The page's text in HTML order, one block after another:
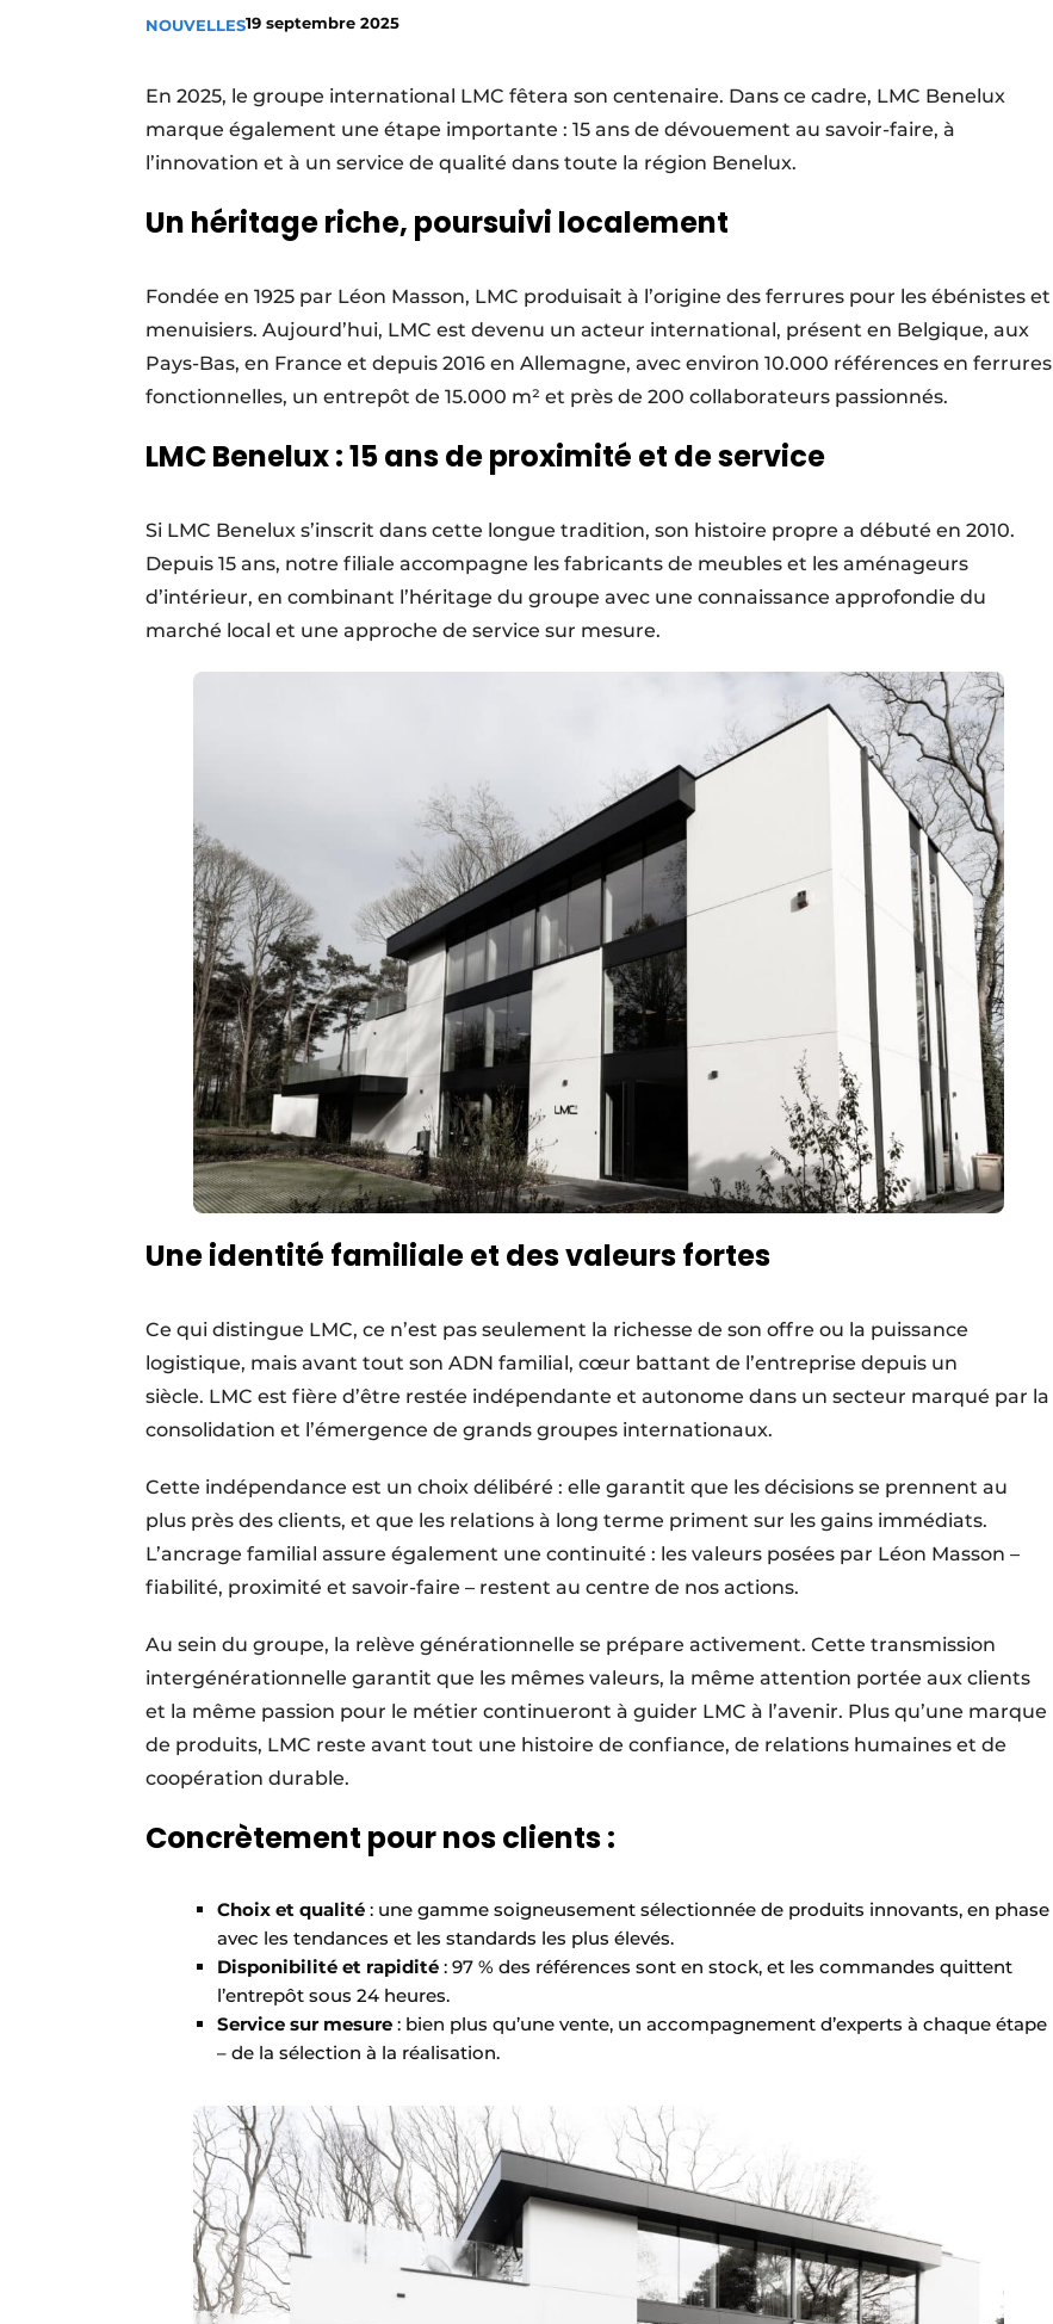
Podcasts
S’inscrire à l’événement
S’inscrire
Termes et conditions
NOUVELLES19 septembre 2025
En 2025, le groupe international LMC fêtera son centenaire. Dans ce cadre, LMC Benelux
marque également une étape importante : 15 ans de dévouement au savoir-faire, à
l’innovation et à un service de qualité dans toute la région Benelux.
Un héritage riche, poursuivi localement
Fondée en 1925 par Léon Masson, LMC produisait à l’origine des ferrures pour les ébénistes et
menuisiers. Aujourd’hui, LMC est devenu un acteur international, présent en Belgique, aux
Pays-Bas, en France et depuis 2016 en Allemagne, avec environ 10.000 références en ferrures
fonctionnelles, un entrepôt de 15.000 m² et près de 200 collaborateurs passionnés.
LMC Benelux : 15 ans de proximité et de service
Si LMC Benelux s’inscrit dans cette longue tradition, son histoire propre a débuté en 2010.
Depuis 15 ans, notre filiale accompagne les fabricants de meubles et les aménageurs
d’intérieur, en combinant l’héritage du groupe avec une connaissance approfondie du
marché local et une approche de service sur mesure.
Une identité familiale et des valeurs fortes
Ce qui distingue LMC, ce n’est pas seulement la richesse de son offre ou la puissance
logistique, mais avant tout son ADN familial, cœur battant de l’entreprise depuis un
siècle. LMC est fière d’être restée indépendante et autonome dans un secteur marqué par la
consolidation et l’émergence de grands groupes internationaux.
Cette indépendance est un choix délibéré : elle garantit que les décisions se prennent au
plus près des clients, et que les relations à long terme priment sur les gains immédiats.
L’ancrage familial assure également une continuité : les valeurs posées par Léon Masson –
fiabilité, proximité et savoir-faire – restent au centre de nos actions.
Au sein du groupe, la relève générationnelle se prépare activement. Cette transmission
intergénérationnelle garantit que les mêmes valeurs, la même attention portée aux clients
et la même passion pour le métier continueront à guider LMC à l’avenir. Plus qu’une marque
de produits, LMC reste avant tout une histoire de confiance, de relations humaines et de
coopération durable.
Concrètement pour nos clients :
Choix et qualité : une gamme soigneusement sélectionnée de produits innovants, en phase
avec les tendances et les standards les plus élevés.
Disponibilité et rapidité : 97 % des références sont en stock, et les commandes quittent
l’entrepôt sous 24 heures.
Service sur mesure : bien plus qu’une vente, un accompagnement d’experts à chaque étape
– de la sélection à la réalisation.